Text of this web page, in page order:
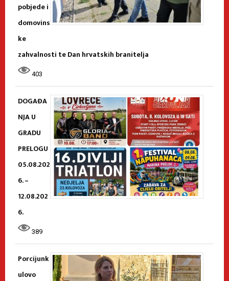
pobjede i
domovins
ke
zahvalnosti te Dan hrvatskih branitelja
403
DOGAĐA
NJA U
GRADU
PRELOGU
05.08.202
6. –
12.08.202
6.
389
Porcijunk
ulovo